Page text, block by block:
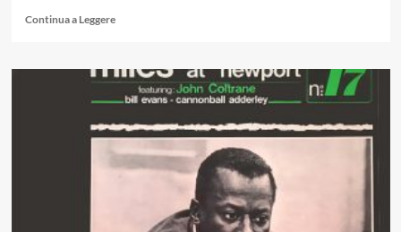
Continua a LeggereLeggi
su
Vinile
sul
istantanee
di
groove